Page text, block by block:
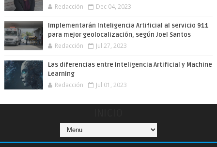
Redacción Dec 04, 2023
Implementarán Inteligencia Artificial al servicio 911
para mejor geolocalización, según Joel Santos
Redacción Jul 27, 2023
Las diferencias entre Inteligencia Artificial y Machine
Learning
Redacción Jul 01, 2023